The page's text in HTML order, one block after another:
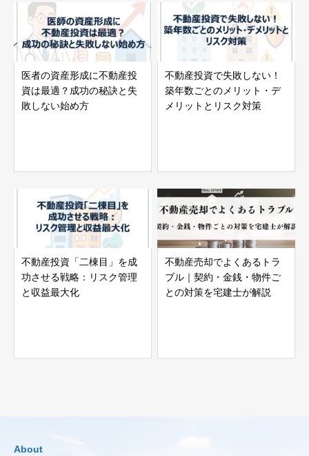
医者の資産形成に不動産投
資は最適？成功の秘訣と失
敗しない始め方
不動産投資で失敗しない！
築年数ごとのメリット・デ
メリットとリスク対策
不動産投資「二棟目」を成
功させる戦略：リスク管理
と収益最大化
不動産売却でよくあるトラ
ブル｜契約・金銭・物件ご
との対策を宅建士が解説
About